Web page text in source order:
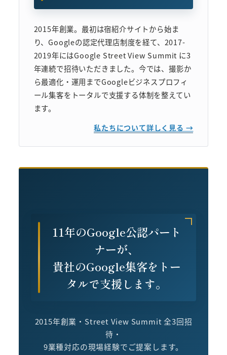
2015年創業。最初は宿紹介サイトから始ま
り、Googleの認定代理店制度を経て、2017-
2019年にはGoogle Street View Summit に3
年連続で招待いただきました。今では、撮影か
ら最適化・運用までGoogleビジネスプロフィ
ール集客をトータルで支援する体制を整えてい
ます。
私たちについて詳しく見る →
11年のGoogle公認パート
ナーが、
貴社のGoogle集客をトー
タルで支援します。
2015年創業・Street View Summit 全3回招
待・
9業種対応の現場経験でご提案します。